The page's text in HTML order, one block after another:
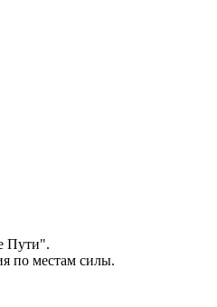
Пути".
по местам силы.